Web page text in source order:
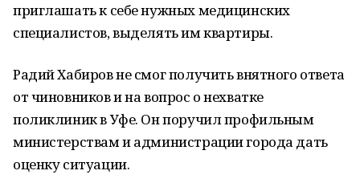
приглашать к себе нужных медицинских
специалистов, выделять им квартиры.
Радий Хабиров не смог получить внятного ответа
от чиновников и на вопрос о нехватке
поликлиник в Уфе. Он поручил профильным
министерствам и администрации города дать
оценку ситуации.